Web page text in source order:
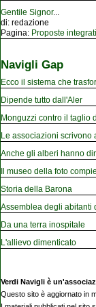
Gentile Signor...
di: redazione
Pagina: Proposte
Navigli Gap
Ecco il sistema che
Dipende tutto dall'Aler
Monguzzi contro il taglio
Le associazioni
Anche gli alberi hanno
Il museo della foto
Storia della Barona
Assemblea degli abitanti
Da una terra inospitale
L'allievo dimenticato
Verdi Navigli è
Questo sito è aggiornato in